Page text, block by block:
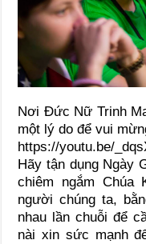
Nơi Đức Nữ Trinh
một lý do để vui
https://youtu.be/
Hãy tận dụng Ngày
chiêm ngắm
người chúng ta,
nhau lần chuỗi để
nài xin sức mạnh